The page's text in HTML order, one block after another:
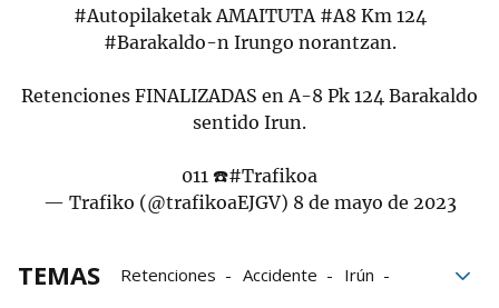
#AutopilaketakAMAITUTA #A8 Km 124
#Barakaldo-n Irungo norantzan.
Retenciones FINALIZADAS en A-8 Pk 124 Barakaldo
sentido Irun.
011 ☎️#Trafikoa
— Trafiko (@trafikoaEJGV) 8 de mayo de 2023
TEMAS Retenciones Accidente
Irún